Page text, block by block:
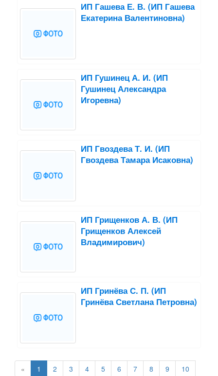
ИП Гашева Е. В. (ИП Гашева
Екатерина Валентиновна)
ИП Гушинец А. И. (ИП
Гушинец Александра
Игоревна)
ИП Гвоздева Т. И. (ИП
Гвоздева Тамара Исаковна)
ИП Грищенков А. В. (ИП
Грищенков Алексей
Владимирович)
ИП Гринёва С. П. (ИП
Гринёва Светлана Петровна)
« 1 2 3 4 5 6 7 8 9 10